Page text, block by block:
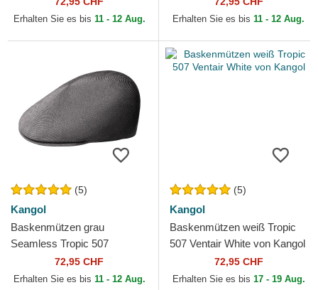
Erhalten Sie es bis 11 - 12 Aug. Erhalten Sie es bis 11 - 12 Aug.
(5)
Kangol
Baskenmützen grau
Seamless Tropic 507
Charcoal von Kangol
72,95 CHF
Erhalten Sie es bis 11 - 12 Aug.
(5)
Kangol
Baskenmützen weiß Tropic
507 Ventair White von Kangol
72,95 CHF
Erhalten Sie es bis 17 - 19 Aug.